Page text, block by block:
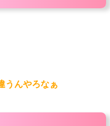
うんやろなぁ